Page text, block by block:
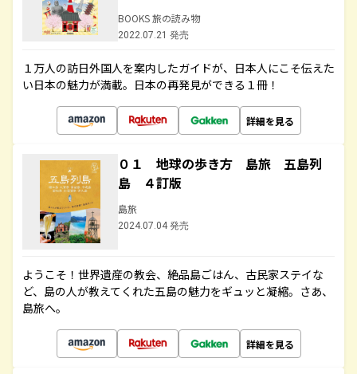
BOOKS 旅の読み物
2022.07.21 発売
１万人の訪日外国人を案内したガイドが、日本人にこそ伝えた
い日本の魅力が満載。日本の再発見ができる１冊！
詳細を見る
０１ 地球の歩き方 島旅 五島列
島 ４訂版
島旅
2024.07.04 発売
ようこそ！世界遺産の教会、絶品島ごはん、古民家ステイな
ど、島の人が教えてくれた五島の魅力をギュッと凝縮。さあ、
島旅へ。
詳細を見る